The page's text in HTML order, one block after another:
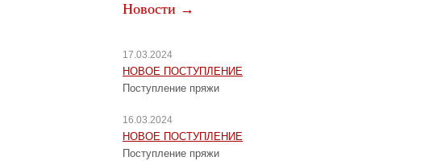
Новости →
17.03.2024
НОВОЕ ПОСТУПЛЕНИЕ
Поступление пряжи
16.03.2024
НОВОЕ ПОСТУПЛЕНИЕ
Поступление пряжи